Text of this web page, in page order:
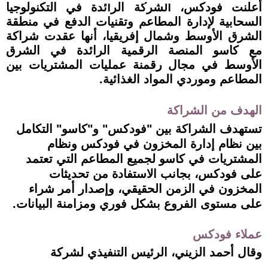
أعلنت فودكس، الشركة الرائدة في التكنولوجيا
السحابية لإدارة المطاعم وتقنيات الدفع في منطقة
الشرق الأوسط وشمال إفريقيا، أنها عقدت شراكة
مع كاسو المنصة الرقمية الرائدة في الشرق
الأوسط في مجال رقمنة عمليات المشتريات بين
المطاعم وموردي المواد الغذائية.
الهدف من الشراكة
تستهدف الشراكة بين "فودكس" و"كاسو" التكامل
بين نظام إدارة المخزون في فودكس ونظام
المشتريات في كاسو لجميع المطاعم التي تعتمد
على فودكس، بجانب الاستفادة من تحديثات
المخزون في الزمن الحقيقي، وإصدار أمر شراء
على مستوى الفروع بشكل فوري ومزامنة البيانات.
عملاء فودكس
وقال أحمد الزيني، الرئيس التنفيذي لشركة